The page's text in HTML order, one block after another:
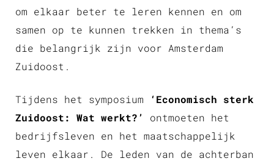
om elkaar beter te leren kennen en om
samen op te kunnen trekken in thema’s
die belangrijk zijn voor Amsterdam
Zuidoost.
Tijdens het symposium
‘Economisch sterk
Zuidoost: Wat werkt?’ ontmoeten het
bedrijfsleven en het maatschappelijk
leven elkaar. De leden van de achterban